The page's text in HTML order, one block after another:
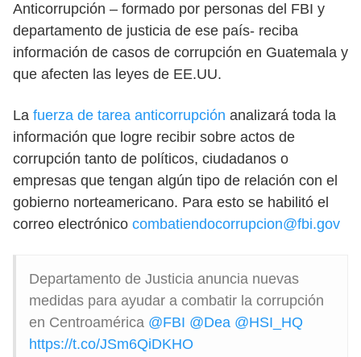
Anticorrupción – formado por personas del FBI y
departamento de justicia de ese país- reciba
información de casos de corrupción en Guatemala y
que afecten las leyes de EE.UU.
La fuerza de tarea anticorrupción analizará toda la
información que logre recibir sobre actos de
corrupción tanto de políticos, ciudadanos o
empresas que tengan algún tipo de relación con el
gobierno norteamericano. Para esto se habilitó el
correo electrónico combatiendocorrupcion@fbi.gov
Departamento de Justicia anuncia nuevas
medidas para ayudar a combatir la corrupción
en Centroamérica @FBI @Dea @HSI_HQ
https://t.co/JSm6QiDKHO